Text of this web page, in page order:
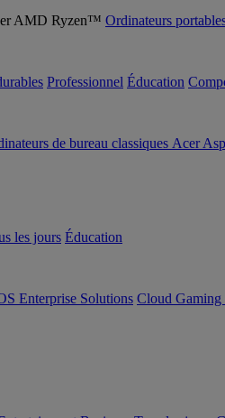
Ordinateurs
Professionnel Éducation
de bureau classiques Acer
les jours Éducation
Enterprise Solutions Cloud Gaming